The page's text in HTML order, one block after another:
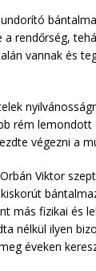
rendőrség,
vannak és
rém lemondott
végezni a
Viktor
más fizikai és
nélkül ilyen
éveken